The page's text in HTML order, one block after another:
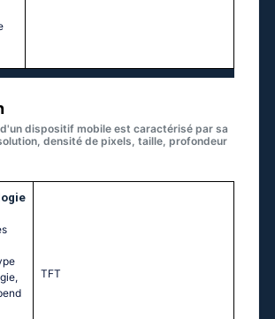
dispositif mobile est caractérisé par sa
densité de pixels, taille, profondeur
TFT